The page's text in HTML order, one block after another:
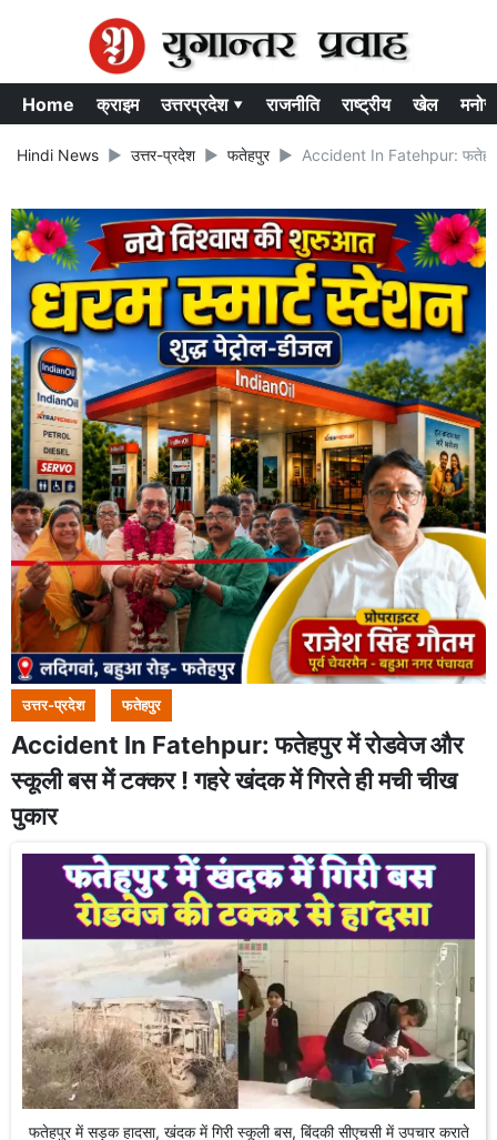
Home क्राइम उत्तरप्रदेश ▾ राजनीति राष्ट्रीय खेल
Hindi News उत्तर-प्रदेश फतेहपुर Accident In Fatehpur:
उत्तर-प्रदेश फतेहपुर
Accident In Fatehpur: फतेहपुर में रोडवेज और
स्कूली बस में टक्कर ! गहरे खंदक में गिरते ही मची चीख
पुकार
फतेहपुर में सड़क हादसा, खंदक में गिरी स्कूली बस, बिंदकी सीएचसी में उपचार कराते